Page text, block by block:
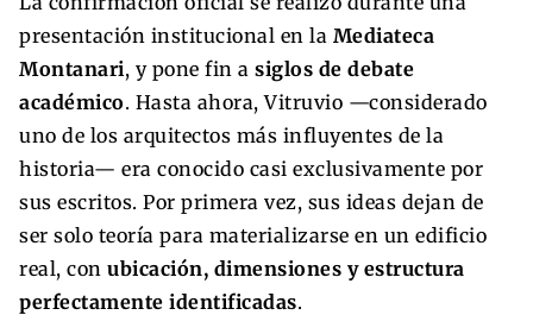
presentación institucional en la Mediateca
Montanari, y pone fin a siglos de debate
académico. Hasta ahora, Vitruvio —considerado
uno de los arquitectos más influyentes de la
historia— era conocido casi exclusivamente por
sus escritos. Por primera vez, sus ideas dejan de
ser solo teoría para materializarse en un edificio
real, con ubicación, dimensiones y estructura
perfectamente identificadas.